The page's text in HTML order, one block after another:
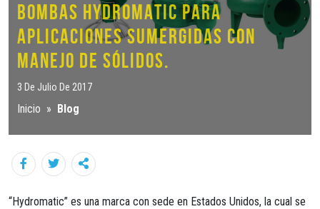
BOMBAS HYDROMATIC PARA
APLICACIONES SUMERGIDAS CON
MANEJO DE SÓLIDOS.
3 De Julio De 2017
Inicio » Blog
“Hydromatic” es una marca con sede en Estados Unidos, la cual se